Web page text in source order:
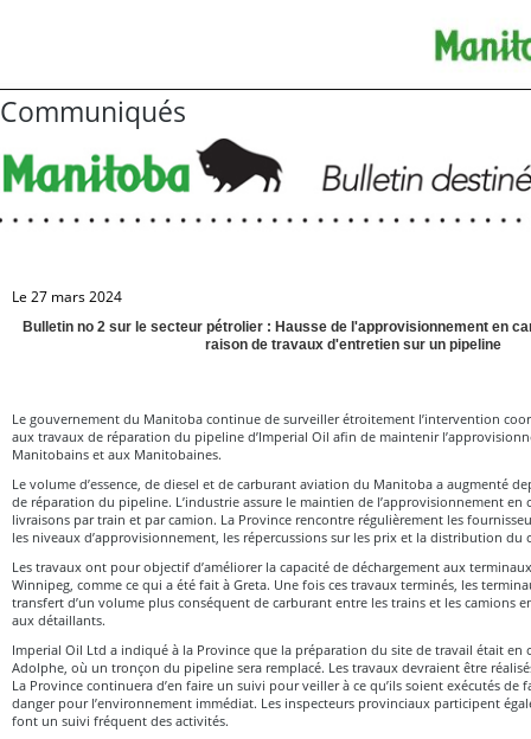
Communiqués
Le 27 mars 2024
Bulletin no 2 sur le secteur pétrolier : Hausse de l'approvisionnement en
raison de travaux d'entretien sur un pipeline
Le gouvernement du Manitoba continue de surveiller étroitement l’intervention
aux travaux de réparation du pipeline d’Imperial Oil afin de maintenir
Manitobains et aux Manitobaines.
Le volume d’essence, de diesel et de carburant aviation du Manitoba a augmenté
de réparation du pipeline. L’industrie assure le maintien de l’approvisionnement en
livraisons par train et par camion. La Province rencontre régulièrement les
les niveaux d’approvisionnement, les répercussions sur les prix et la distribution du
Les travaux ont pour objectif d’améliorer la capacité de déchargement aux
Winnipeg, comme ce qui a été fait à Greta. Une fois ces travaux terminés, les
transfert d’un volume plus conséquent de carburant entre les trains et les camions
aux détaillants.
Imperial Oil Ltd a indiqué à la Province que la préparation du site de travail était en
Adolphe, où un tronçon du pipeline sera remplacé. Les travaux devraient être
La Province continuera d’en faire un suivi pour veiller à ce qu’ils soient exécutés de
danger pour l’environnement immédiat. Les inspecteurs provinciaux participent
font un suivi fréquent des activités.